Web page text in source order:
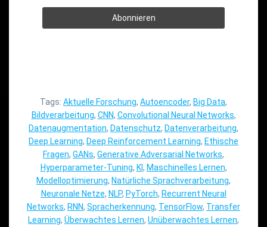
Tags: Aktuelle Forschung, Autoencoder, Big Data,
Bildverarbeitung, CNN, Convolutional Neural Networks,
Datenaugmentation, Datenschutz, Datenverarbeitung,
Deep Learning, Deep Reinforcement Learning, Ethische
Fragen, GANs, Generative Adversarial Networks,
Hyperparameter-Tuning, KI, Maschinelles Lernen,
Modelloptimierung, Natürliche Sprachverarbeitung,
Neuronale Netze, NLP, PyTorch, Recurrent Neural
Networks, RNN, Spracherkennung, TensorFlow, Transfer
Learning, Überwachtes Lernen, Unüberwachtes Lernen,